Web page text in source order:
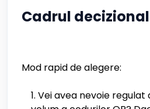
Cadrul decizional
Mod rapid de alegere:
Vei avea nevoie regulat